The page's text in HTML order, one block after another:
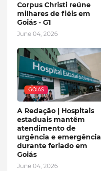
Corpus Christi reúne
milhares de fiéis em
Goiás - G1
June 04, 2026
GÓIAS
A Redação | Hospitais
estaduais mantêm
atendimento de
urgência e emergência
durante feriado em
Goiás
June 04, 2026